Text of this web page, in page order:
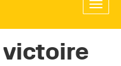
Toggle
victoire